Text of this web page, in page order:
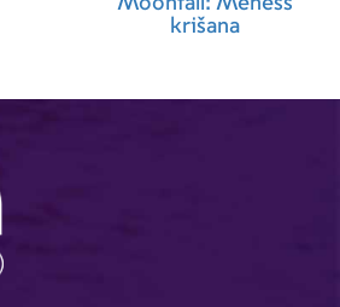
krišana